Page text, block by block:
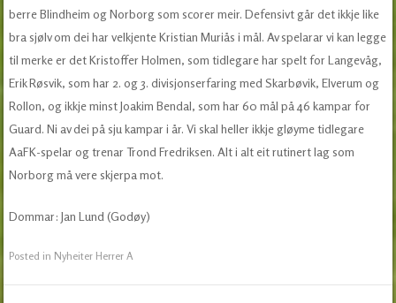
berre Blindheim og Norborg som scorer meir. Defensivt går det ikkje like
bra sjølv om dei har velkjente Kristian Muriås i mål. Av spelarar vi kan legge
til merke er det Kristoffer Holmen, som tidlegare har spelt for Langevåg,
Erik Røsvik, som har 2. og 3. divisjonserfaring med Skarbøvik, Elverum og
Rollon, og ikkje minst Joakim Bendal, som har 60 mål på 46 kampar for
Guard. Ni av dei på sju kampar i år. Vi skal heller ikkje gløyme tidlegare
AaFK-spelar og trenar Trond Fredriksen. Alt i alt eit rutinert lag som
Norborg må vere skjerpa mot.
Dommar: Jan Lund (Godøy)
Posted in Nyheiter Herrer A